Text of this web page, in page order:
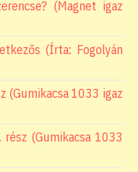
(Magnet igaz
(Írta: Fogolyán
(Gumikacsa 1033 igaz
rész (Gumikacsa 1033